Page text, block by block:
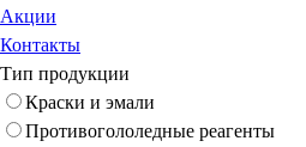
Акции
Контакты
Тип продукции
Краски и эмали
Противогололедные реагенты